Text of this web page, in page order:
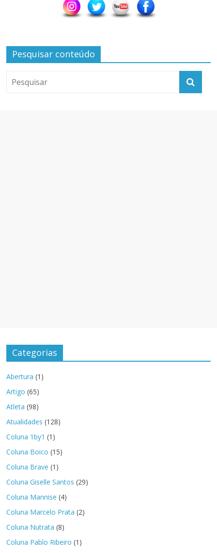
Pesquisar conteúdo
Categorias
Abertura (1)
Artigo (65)
Atleta (98)
Atualidades (128)
Coluna 1by1 (1)
Coluna Boico (15)
Coluna Brave (1)
Coluna Giselle Santos (29)
Coluna Mannise (4)
Coluna Marcelo Prata (2)
Coluna Nutrata (8)
Coluna Pablo Ribeiro (1)